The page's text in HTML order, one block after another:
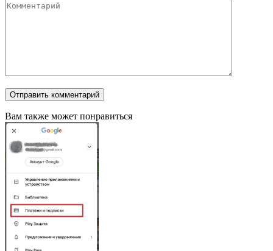
Вам также может понравиться